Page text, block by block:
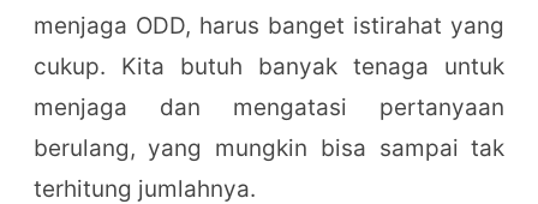
menjaga ODD, harus banget istirahat yang
cukup. Kita butuh banyak tenaga untuk
menjaga dan mengatasi pertanyaan
berulang, yang mungkin bisa sampai tak
terhitung jumlahnya.